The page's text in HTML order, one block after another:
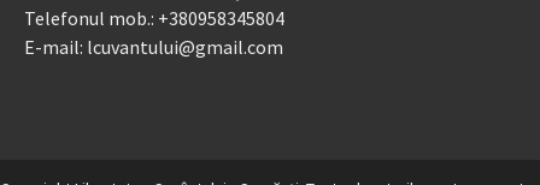
Telefonul mob.: +380958345804
E-mail: lcuvantului@gmail.com